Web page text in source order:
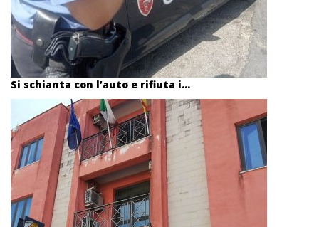
Si schianta con l’auto e rifiuta i...